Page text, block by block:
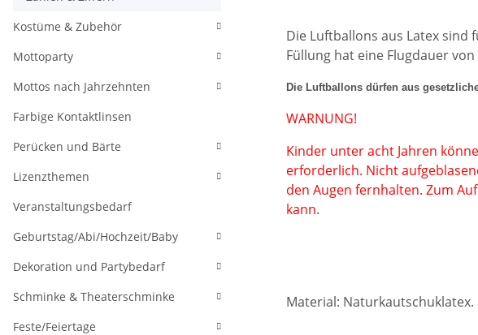
Die Luftballons aus Latex sind
Füllung hat eine Flugdauer von
Die Luftballons dürfen aus
WARNUNG!
Kinder unter acht Jahren
erforderlich. Nicht
den Augen fernhalten. Zum
kann.
Material: Naturkautschuklatex.
Kostüme & Zubehör
Mottoparty
Mottos nach Jahrzehnten
Farbige Kontaktlinsen
Perücken und Bärte
Lizenzthemen
Veranstaltungsbedarf
Geburtstag/Abi/Hochzeit/Baby
Dekoration und Partybedarf
Schminke & Theaterschminke
Feste/Feiertage